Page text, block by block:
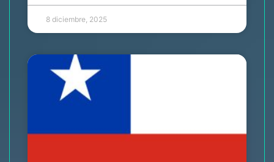
8 diciembre, 2025